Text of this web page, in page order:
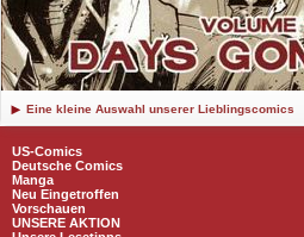
Eine kleine Auswahl unserer Lieblingscomics
US-Comics
Deutsche Comics
Manga
Neu Eingetroffen
Vorschauen
UNSERE AKTION